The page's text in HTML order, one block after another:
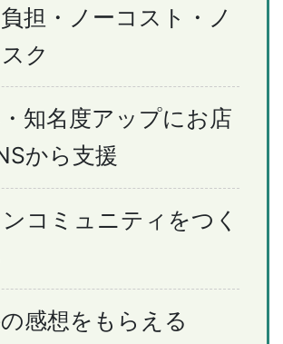
担・ノーコスト・ノ
ク
知名度アップにお店
から支援
コミュニティをつく
感想をもらえる